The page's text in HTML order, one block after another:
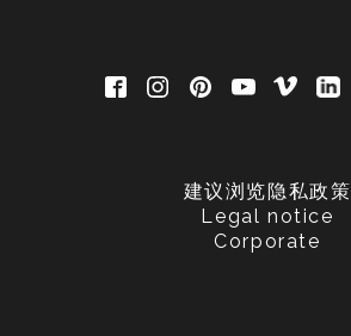
建议浏览隐私政策
Legal notice
Corporate